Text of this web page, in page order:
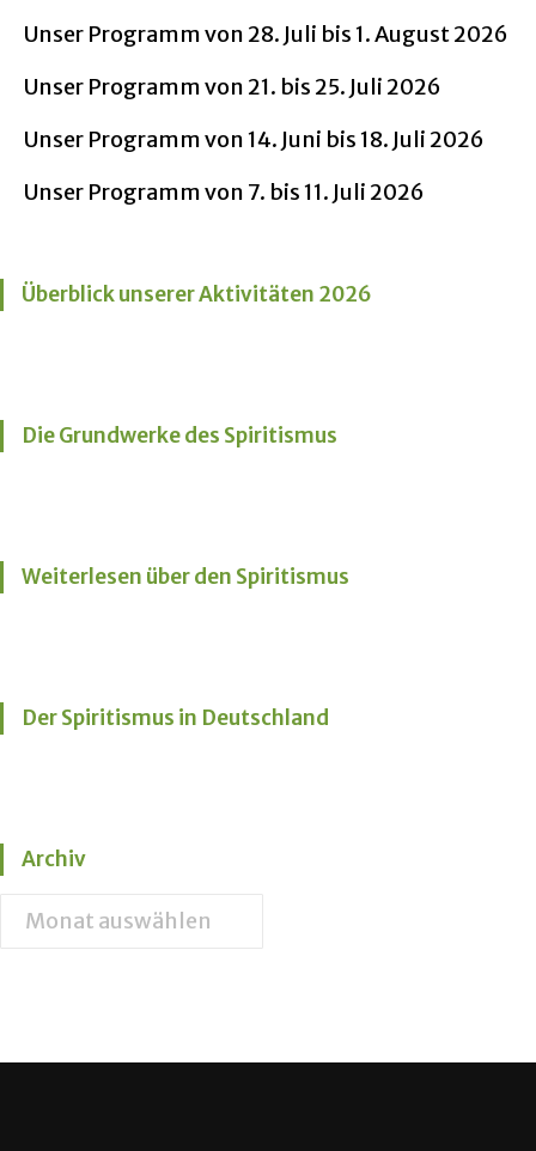
Unser Programm von 28. Juli bis 1. August 2026
Unser Programm von 21. bis 25. Juli 2026
Unser Programm von 14. Juni bis 18. Juli 2026
Unser Programm von 7. bis 11. Juli 2026
Überblick unserer Aktivitäten 2026
Die Grundwerke des Spiritismus
Weiterlesen über den Spiritismus
Der Spiritismus in Deutschland
Archiv